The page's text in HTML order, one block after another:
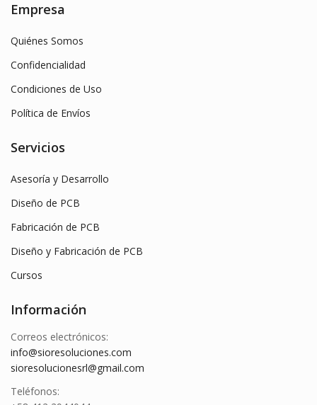
Empresa
Quiénes Somos
Confidencialidad
Condiciones de Uso
Política de Envíos
Servicios
Asesoría y Desarrollo
Diseño de PCB
Fabricación de PCB
Diseño y Fabricación de PCB
Cursos
Información
Correos electrónicos:
info@sioresoluciones.com
sioresolucionesrl@gmail.com
Teléfonos: